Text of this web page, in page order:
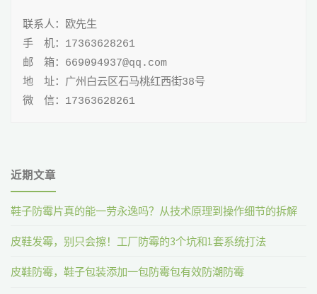
毒
CA2
联系人：欧先生
手 机：17363628261
邮 箱：669094937@qq.com
地 址：广州白云区石马桃红西街38号
微 信：17363628261
近期文章
鞋子防霉片真的能一劳永逸吗？从技术原理到操作细节的拆解
皮鞋发霉，别只会擦！工厂防霉的3个坑和1套系统打法
皮鞋防霉，鞋子包装添加一包防霉包有效防潮防霉